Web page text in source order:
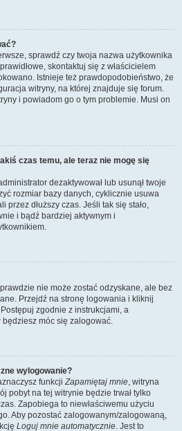
sprawdź czy twoja nazwa użytkownika
skontaktuj się z właścicielem
Istnieje też prawdopodobieństwo, że
witryny, na której znajduje się forum.
i powiadom go o tym problemie. Musi on
czas temu, ale teraz nie mogę się
dezaktywował lub usunął twoje
rozmiar bazy danych, cyklicznie usuwa
przez dłuższy czas. Jeśli tak się stało,
i bądź bardziej aktywnym i
nie może zostać odzyskane, ale bez
Przejdź na stronę logowania i kliknij
zgodnie z instrukcjami, a
móc się zalogować.
wylogowanie?
funkcjiZapamiętaj mnie, witryna
pobyt na tej witrynie będzie trwał tylko
Zapobiega to niewłaściwemu użyciu
Aby pozostać zalogowanym/zalogowaną,
Loguj mnie automatycznie. Jest to